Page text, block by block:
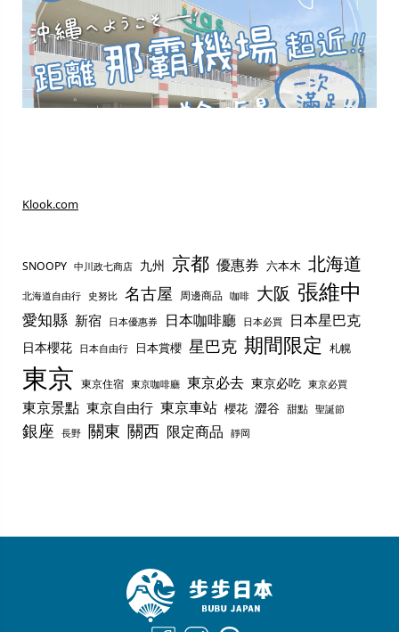
Klook.com
SNOOPY 中川政七商店 九州 京都 優惠券 六本木 北海道
北海道自由行 史努比 名古屋 周邊商品 咖啡 大阪 張維中
愛知縣 新宿 日本優惠券 日本咖啡廳 日本必買 日本星巴克
日本櫻花 日本自由行 日本賞櫻 星巴克 期間限定 札幌
東京 東京住宿 東京咖啡廳 東京必去 東京必吃 東京必買
東京景點 東京自由行 東京車站 櫻花 澀谷 甜點 聖誕節
銀座 長野 關東 關西 限定商品 靜岡